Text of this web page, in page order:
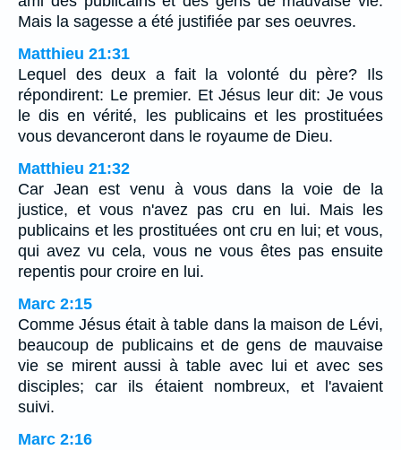
Mais la sagesse a été justifiée par ses oeuvres.
Matthieu 21:31
Lequel des deux a fait la volonté du père? Ils
répondirent: Le premier. Et Jésus leur dit: Je vous
le dis en vérité, les publicains et les prostituées
vous devanceront dans le royaume de Dieu.
Matthieu 21:32
Car Jean est venu à vous dans la voie de la
justice, et vous n'avez pas cru en lui. Mais les
publicains et les prostituées ont cru en lui; et vous,
qui avez vu cela, vous ne vous êtes pas ensuite
repentis pour croire en lui.
Marc 2:15
Comme Jésus était à table dans la maison de Lévi,
beaucoup de publicains et de gens de mauvaise
vie se mirent aussi à table avec lui et avec ses
disciples; car ils étaient nombreux, et l'avaient
suivi.
Marc 2:16